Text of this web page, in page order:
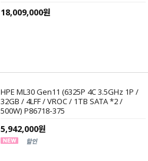
18,009,000원
HPE ML30 Gen11 (6325P 4C 3.5GHz 1P /
32GB / 4LFF / VROC / 1TB SATA *2 /
500W) P86718-375
5,942,000원